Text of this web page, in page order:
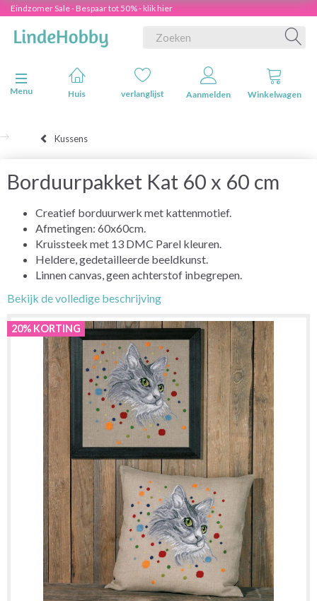
Eindzomer Sale - Bespaar tot 50% - klik hier
Navigatie in-/uitschakelen
Menu
Huis verlanglijst Aanmelden Winkelwagen
Kussens
Borduurpakket Kat 60 x 60 cm
Creatief borduurwerk met kattenmotief.
Afmetingen: 60x60cm.
Kruissteek met 13 DMC Parel kleuren.
Heldere, gedetailleerde beeldkunst.
Linnen canvas, geen achterstof inbegrepen.
Bekijk de volledige beschrijving
20% KORTING